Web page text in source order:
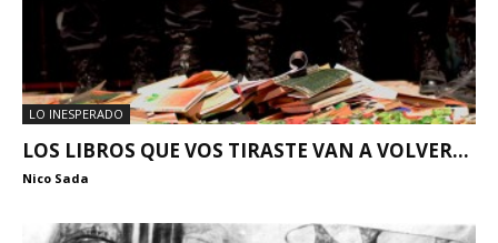
LO INESPERADO
LOS LIBROS QUE VOS TIRASTE VAN A VOLVER…
Nico Sada